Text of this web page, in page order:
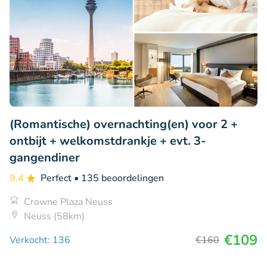
(Romantische) overnachting(en) voor 2 +
ontbijt + welkomstdrankje + evt. 3-
gangendiner
9.4 Perfect • 135 beoordelingen
Crowne Plaza Neuss
Neuss (58km)
Verkocht: 136
€160 €109